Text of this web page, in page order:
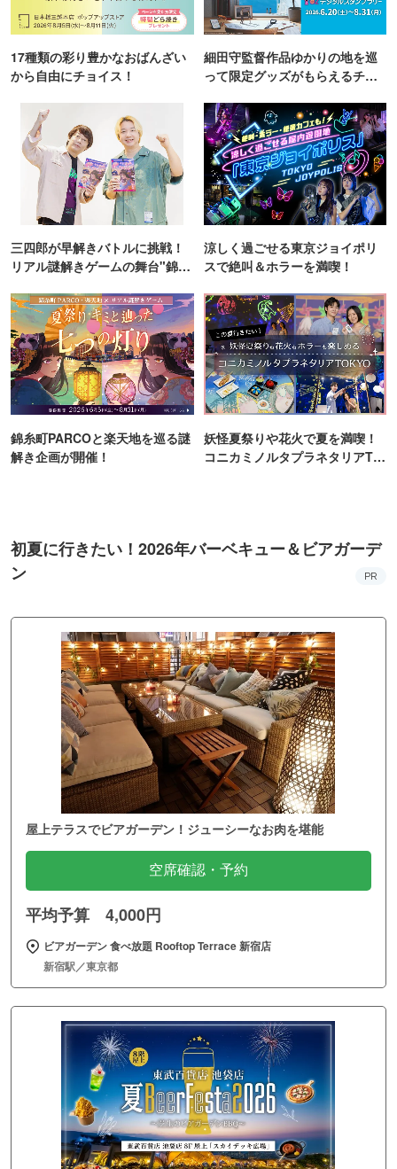
17種類の彩り豊かなおばんざい
から自由にチョイス！
細田守監督作品ゆかりの地を巡
って限定グッズがもらえるチャ
三四郎が早解きバトルに挑戦！
リアル謎解きゲームの舞台"錦糸
涼しく過ごせる東京ジョイポリ
スで絶叫＆ホラーを満喫！
錦糸町PARCOと楽天地を巡る謎
解き企画が開催！
妖怪夏祭りや花火で夏を満喫！
コニカミノルタプラネタリアTO
初夏に行きたい！2026年バーベキュー＆ビアガーデ
ン
PR
屋上テラスでビアガーデン！ジューシーなお肉を堪能
空席確認・予約
平均予算 4,000円
ビアガーデン 食べ放題 Rooftop Terrace 新宿店
新宿駅／東京都